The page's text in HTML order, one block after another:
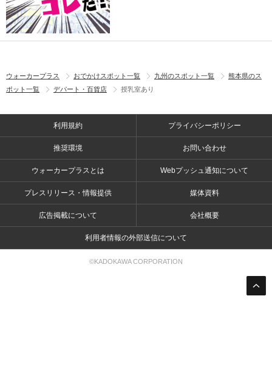
ウォーカープラス おでかけスポット一覧 九州のスポット一覧
熊本県のス
ポット一覧
デパート・百貨店 授乳室あり
利用規約 プライバシーポリシー
推奨環境 お問い合わせ
ウォーカープラスとは Webプッシュ通知について
プレスリリース・情報提供 媒体資料
広告掲載について 会社概要
利用者情報の外部送信について
©KADOKAWA CORPORATION